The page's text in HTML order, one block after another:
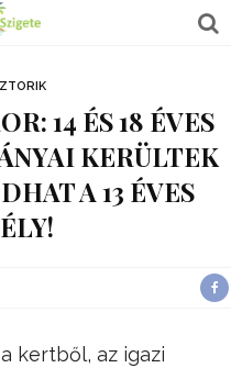
14 ÉS 18 ÉVES
KERÜLTEK
A 13 ÉVES
kertből, az igazi